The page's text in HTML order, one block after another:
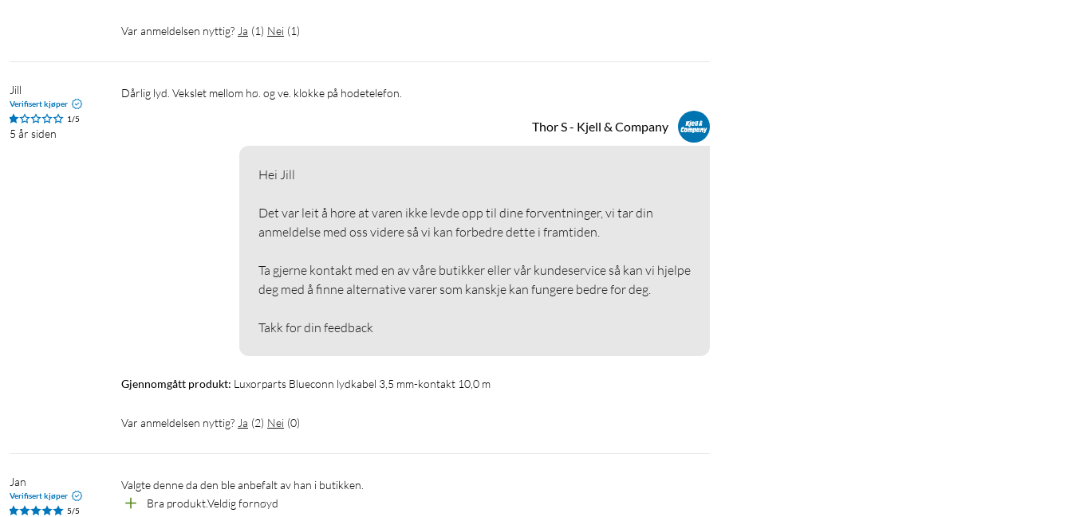
Var anmeldelsen nyttig? Ja (1) Nei (1)
Jill
Verifisert kjøper
1/5
5 år siden
Dårlig lyd. Vekslet mellom hø. og ve. klokke på hodetelefon.
Thor S - Kjell & Company
Hei Jill
Det var leit å høre at varen ikke levde opp til dine forventninger, vi tar din
anmeldelse med oss videre så vi kan forbedre dette i framtiden.
Ta gjerne kontakt med en av våre butikker eller vår kundeservice så kan vi hjelpe
deg med å finne alternative varer som kanskje kan fungere bedre for deg.
Takk for din feedback
Gjennomgått produkt: Luxorparts Blueconn lydkabel 3,5 mm-kontakt 10,0 m
Var anmeldelsen nyttig? Ja (2) Nei (0)
Jan
Verifisert kjøper
5/5
Valgte denne da den ble anbefalt av han i butikken.
Bra produkt.Veldig fornøyd